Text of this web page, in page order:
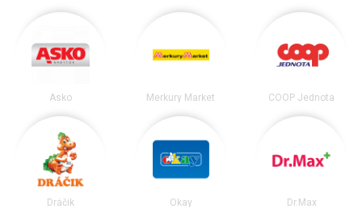
Asko Merkury Market COOP Jednota
Dráčik Okay Dr.Max